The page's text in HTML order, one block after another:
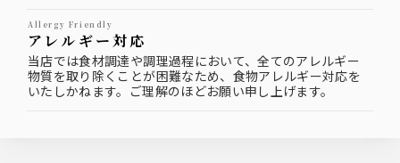
Allergy Friendly
アレルギー対応
当店では食材調達や調理過程において、全てのアレルギー
物質を取り除くことが困難なため、食物アレルギー対応を
いたしかねます。ご理解のほどお願い申し上げます。